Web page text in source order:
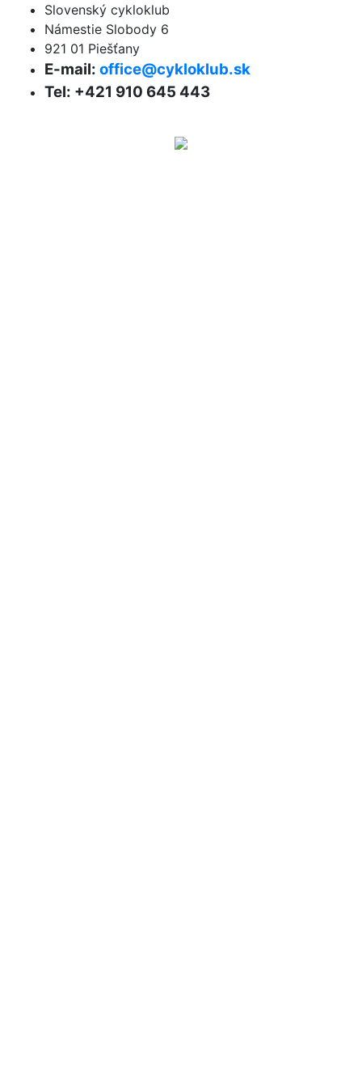
Slovenský cykloklub
Námestie Slobody 6
921 01 Piešťany
E-mail: office@cykloklub.sk
Tel: +421 910 645 443